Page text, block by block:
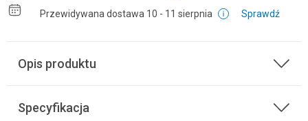
Przewidywana dostawa 10 - 11 sierpnia Sprawdź
Opis produktu
Specyfikacja